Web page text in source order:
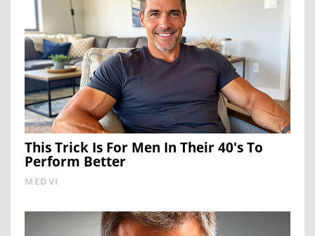
This Trick Is For Men In Their 40's To
Perform Better
MEDVI